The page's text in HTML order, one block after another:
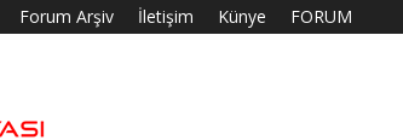
Forum Arşiv İletişim Künye FORUM